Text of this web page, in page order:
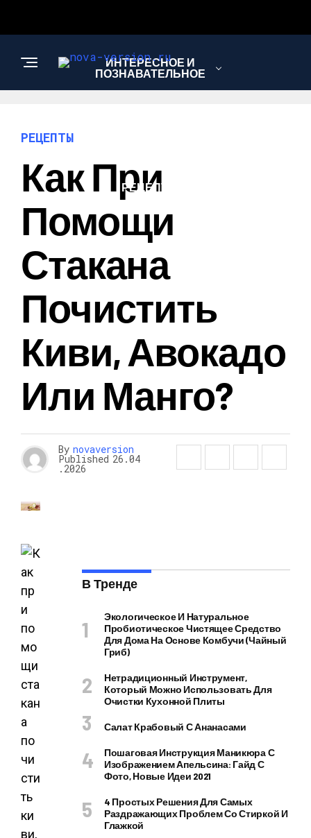
ИНТЕРЕСНОЕ И
ПОЗНАВАТЕЛЬНОЕ
РЕЦЕПТЫ
РЕЦЕПТЫ
Как При
Помощи
Стакана
Почистить
Киви, Авокадо
Или Манго?
By novaversion
Published 26.04
.2026
В Тренде
Экологическое И Натуральное
Пробиотическое Чистящее Средство
Для Дома На Основе Комбучи (чайный
Гриб)
Нетрадиционный Инструмент,
Который Можно Использовать Для
Очистки Кухонной Плиты
Салат Крабовый С Ананасами
Пошаговая Инструкция Маникюра С
Изображением Апельсина: Гайд С
Фото, Новые Идеи 2021
4 Простых Решения Для Самых
Раздражающих Проблем Со Стиркой И
Глажкой